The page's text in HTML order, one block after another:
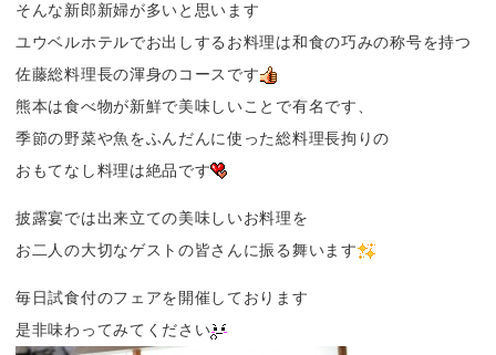
そんな新郎新婦が多いと思います
ユウベルホテルでお出しするお料理は和食の巧みの称号を持つ
佐藤総料理長の渾身のコースです
熊本は食べ物が新鮮で美味しいことで有名です、
季節の野菜や魚をふんだんに使った総料理長拘りの
おもてなし料理は絶品です
披露宴では出来立ての美味しいお料理を
お二人の大切なゲストの皆さんに振る舞います
毎日試食付のフェアを開催しております
是非味わってみてください